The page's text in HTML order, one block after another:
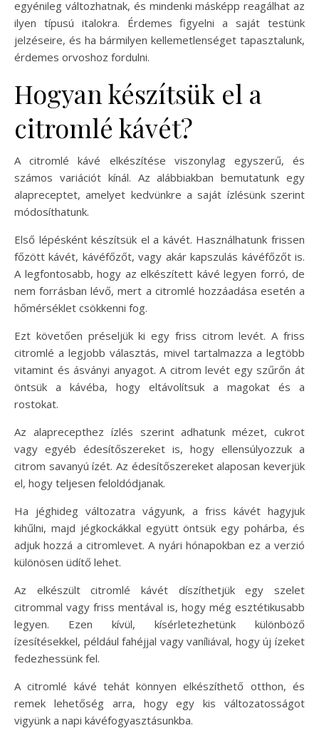
egyénileg változhatnak, és mindenki másképp reagálhat az
ilyen típusú italokra. Érdemes figyelni a saját testünk
jelzéseire, és ha bármilyen kellemetlenséget tapasztalunk,
érdemes orvoshoz fordulni.
Hogyan készítsük el a
citromlé kávét?
A citromlé kávé elkészítése viszonylag egyszerű, és
számos variációt kínál. Az alábbiakban bemutatunk egy
alapreceptet, amelyet kedvünkre a saját ízlésünk szerint
módosíthatunk.
Első lépésként készítsük el a kávét. Használhatunk frissen
főzött kávét, kávéfőzőt, vagy akár kapszulás kávéfőzőt is.
A legfontosabb, hogy az elkészített kávé legyen forró, de
nem forrásban lévő, mert a citromlé hozzáadása esetén a
hőmérséklet csökkenni fog.
Ezt követően préseljük ki egy friss citrom levét. A friss
citromlé a legjobb választás, mivel tartalmazza a legtöbb
vitamint és ásványi anyagot. A citrom levét egy szűrőn át
öntsük a kávéba, hogy eltávolítsuk a magokat és a
rostokat.
Az alaprecepthez ízlés szerint adhatunk mézet, cukrot
vagy egyéb édesítőszereket is, hogy ellensúlyozzuk a
citrom savanyú ízét. Az édesítőszereket alaposan keverjük
el, hogy teljesen feloldódjanak.
Ha jéghideg változatra vágyunk, a friss kávét hagyjuk
kihűlni, majd jégkockákkal együtt öntsük egy pohárba, és
adjuk hozzá a citromlevet. A nyári hónapokban ez a verzió
különösen üdítő lehet.
Az elkészült citromlé kávét díszíthetjük egy szelet
citrommal vagy friss mentával is, hogy még esztétikusabb
legyen. Ezen kívül, kísérletezhetünk különböző
ízesítésekkel, például fahéjjal vagy vaníliával, hogy új ízeket
fedezhessünk fel.
A citromlé kávé tehát könnyen elkészíthető otthon, és
remek lehetőség arra, hogy egy kis változatosságot
vigyünk a napi kávéfogyasztásunkba.